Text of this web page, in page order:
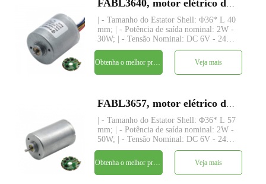
| - Tamanho do Estator Shell: Φ36* L 40
mm; | - Potência de saída nominal: 2W -
30W; | - Tensão Nominal: DC 6V - 24V; |
- Torque Nominal: até 320 gf-cm; | -
Eixo: Φ3.175mm (ou 4.0mm),
comprimento personalizado; | - Driver:
driver embutido com 3 senso
Veja mais
| - Tamanho do Estator Shell: Φ36* L 57
mm; | - Potência de saída nominal: 2W -
50W; | - Tensão Nominal: DC 6V - 24V; |
- Torque Nominal: até 480 gf-cm; | -
Eixo: Φ3.175mm (ou 4.0mm),
comprimento personalizado; | - Driver:
driver embutido com 3 senso
Veja mais